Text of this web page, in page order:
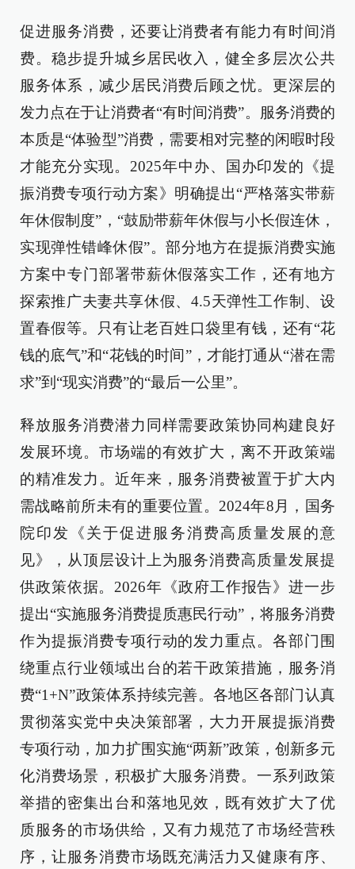
促进服务消费，还要让消费者有能力有时间消
费。稳步提升城乡居民收入，健全多层次公共
服务体系，减少居民消费后顾之忧。更深层的
发力点在于让消费者“有时间消费”。服务消费的
本质是“体验型”消费，需要相对完整的闲暇时段
才能充分实现。2025年中办、国办印发的《提
振消费专项行动方案》明确提出“严格落实带薪
年休假制度”，“鼓励带薪年休假与小长假连休，
实现弹性错峰休假”。部分地方在提振消费实施
方案中专门部署带薪休假落实工作，还有地方
探索推广夫妻共享休假、4.5天弹性工作制、设
置春假等。只有让老百姓口袋里有钱，还有“花
钱的底气”和“花钱的时间”，才能打通从“潜在需
求”到“现实消费”的“最后一公里”。
释放服务消费潜力同样需要政策协同构建良好
发展环境。市场端的有效扩大，离不开政策端
的精准发力。近年来，服务消费被置于扩大内
需战略前所未有的重要位置。2024年8月，国务
院印发《关于促进服务消费高质量发展的意
见》，从顶层设计上为服务消费高质量发展提
供政策依据。2026年《政府工作报告》进一步
提出“实施服务消费提质惠民行动”，将服务消费
作为提振消费专项行动的发力重点。各部门围
绕重点行业领域出台的若干政策措施，服务消
费“1+N”政策体系持续完善。各地区各部门认真
贯彻落实党中央决策部署，大力开展提振消费
专项行动，加力扩围实施“两新”政策，创新多元
化消费场景，积极扩大服务消费。一系列政策
举措的密集出台和落地见效，既有效扩大了优
质服务的市场供给，又有力规范了市场经营秩
序，让服务消费市场既充满活力又健康有序、